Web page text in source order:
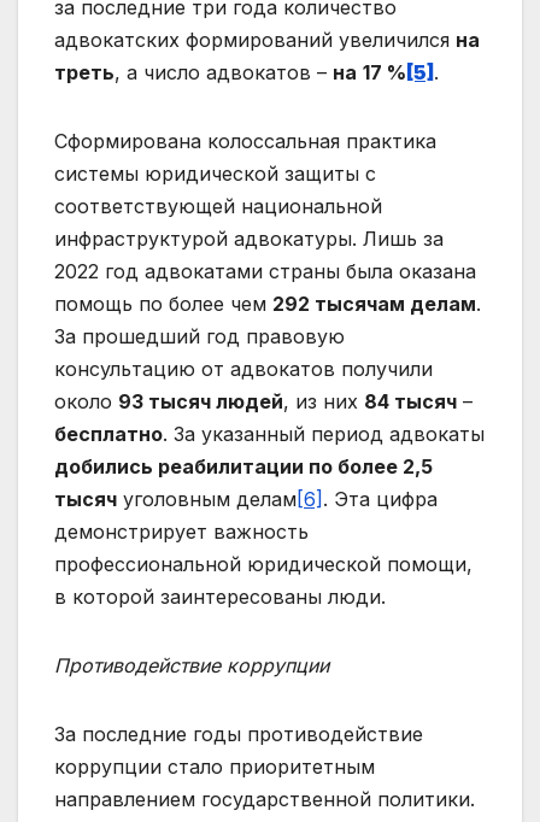
за последние три года количество
адвокатских формирований увеличился на
треть, а число адвокатов – на 17 % [5] .
Сформирована колоссальная практика
системы юридической защиты с
соответствующей национальной
инфраструктурой адвокатуры. Лишь за
2022 год адвокатами страны была оказана
помощь по более чем 292 тысячам делам.
За прошедший год правовую
консультацию от адвокатов получили
около 93 тысяч людей, из них 84 тысяч –
бесплатно. За указанный период адвокаты
добились реабилитации по более 2,5
тысяч уголовным делам[6] . Эта цифра
демонстрирует важность
профессиональной юридической помощи,
в которой заинтересованы люди.
Противодействие коррупции
За последние годы противодействие
коррупции стало приоритетным
направлением государственной политики.